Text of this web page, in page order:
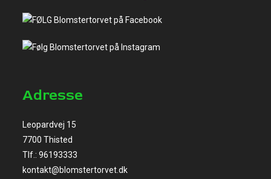
Adresse
Leopardvej 15
7700 Thisted
Tlf.:96193333
kontakt@blomstertorvet.dk